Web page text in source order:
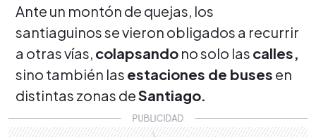
Ante un montón de quejas, los
santiaguinos se vieron obligados a recurrir
a otras vías, colapsando no solo las calles,
sino también las estaciones de buses en
distintas zonas deSantiago.